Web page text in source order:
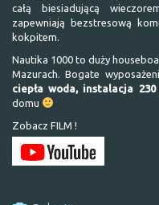
całą biesiadującą
zapewniają bezstresową
kokpitem.
Nautika 1000 to duży
Mazurach. Bogate
ciepła woda, instalacja
domu
Zobacz FILM !